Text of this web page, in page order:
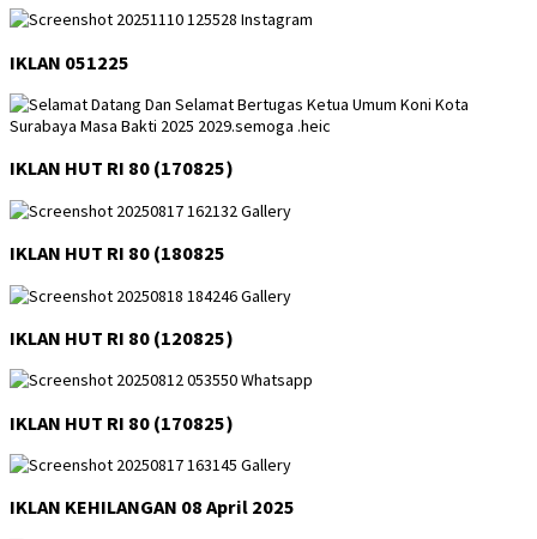
IKLAN 051225
IKLAN HUT RI 80 (170825)
IKLAN HUT RI 80 (180825
IKLAN HUT RI 80 (120825)
IKLAN HUT RI 80 (170825)
IKLAN KEHILANGAN 08 April 2025